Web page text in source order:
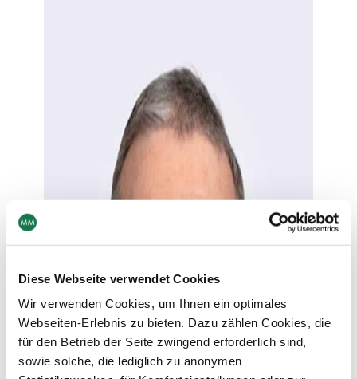
Diese Webseite verwendet Cookies
Wir verwenden Cookies, um Ihnen ein optimales
Webseiten-Erlebnis zu bieten. Dazu zählen Cookies, die
für den Betrieb der Seite zwingend erforderlich sind,
sowie solche, die lediglich zu anonymen